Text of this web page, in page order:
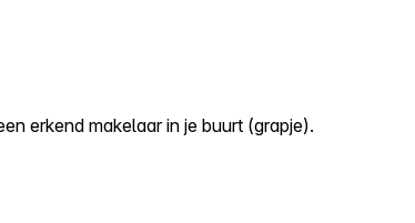
erkend makelaar in je buurt (grapje).